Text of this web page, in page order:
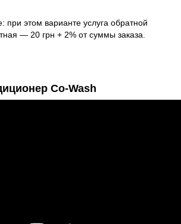
при этом варианте услуга обратной
— 20 грн + 2% от суммы заказа.
Co-Wash